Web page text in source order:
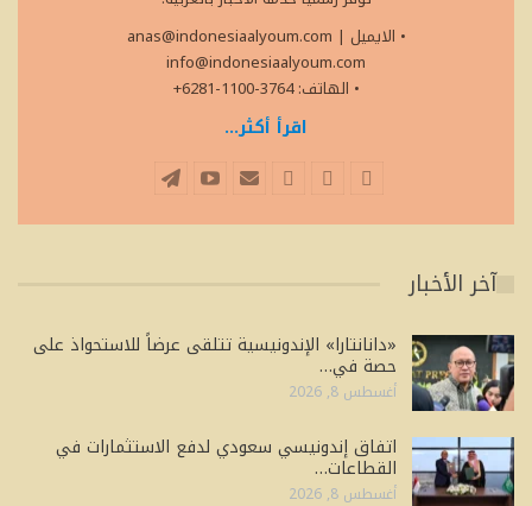
• الايميل
anas@indonesiaalyoum.com |
info@indonesiaalyoum.com
• الهاتف: 3764-1100-6281+
اقرأ أكثر...
آخر الأخبار
«دانانتارا» الإندونيسية تتلقى عرضاً للاستحواذ على
حصة في…
أغسطس 8, 2026
اتفاق إندونيسي سعودي لدفع الاستثمارات في
القطاعات…
أغسطس 8, 2026